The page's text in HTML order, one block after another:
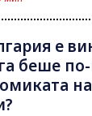
е
беше